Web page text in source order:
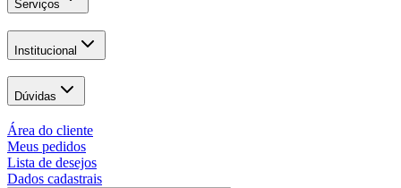
Serviços
Institucional
Dúvidas
Área do cliente
Meus pedidos
Lista de desejos
Dados cadastrais